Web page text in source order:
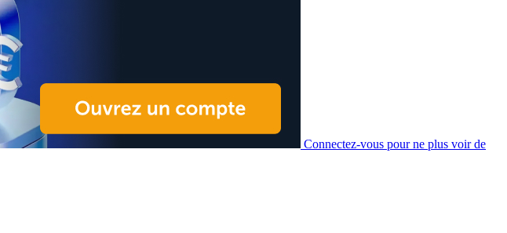
Connectez-vous pour ne plus voir de